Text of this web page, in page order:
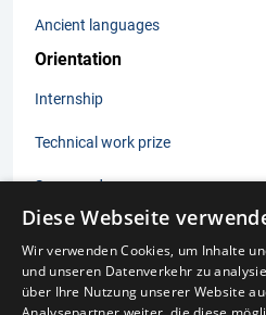
Ancient languages
Orientation
Internship
Technical work prize
Summer days
Imprint
Data
Diese Webseite
Wir verwenden Cookies, um Inhalte
und unseren Datenverkehr zu
über Ihre Nutzung unserer Website